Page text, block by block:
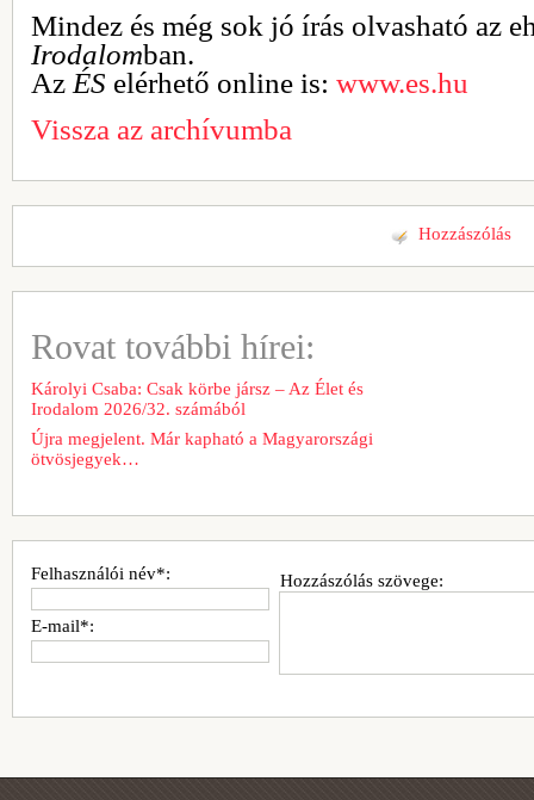
Mindez és még sok jó írás olvasható az
Irodalomban.
Az ÉS elérhető online is: www.es.hu
Vissza az archívumba
Hozzászólás
Rovat további hírei:
Károlyi Csaba: Csak körbe jársz – Az Élet és
Irodalom 2026/32. számából
Újra megjelent. Már kapható a Magyarországi
ötvösjegyek…
Hozzászólás szövege:
Felhasználói név*:
E-mail*: